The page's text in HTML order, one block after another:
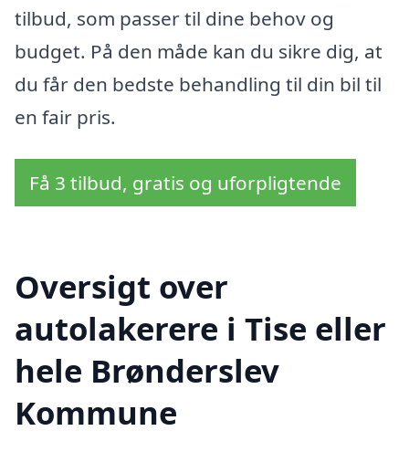
tilbud, som passer til dine behov og
budget. På den måde kan du sikre dig, at
du får den bedste behandling til din bil til
en fair pris.
Få 3 tilbud, gratis og uforpligtende
Oversigt over
autolakerere i Tise eller
hele Brønderslev
Kommune